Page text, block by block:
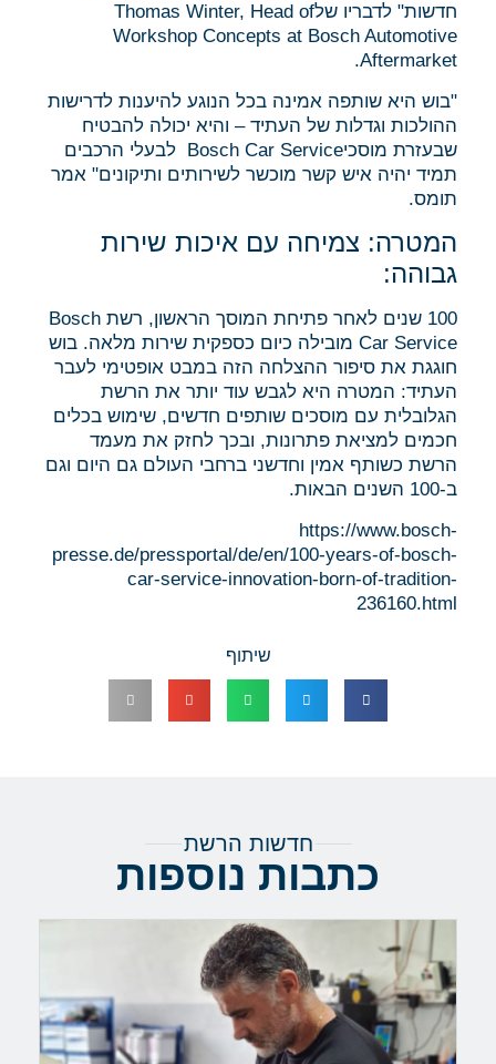
חדשות" לדבריו שלThomas Winter, Head of
Workshop Concepts at Bosch Automotive
Aftermarket.
"בוש היא שותפה אמינה בכל הנוגע להיענות לדרישות
ההולכות וגדלות של העתיד – והיא יכולה להבטיח
שבעזרת מוסכיBosch Car Service לבעלי הרכבים
תמיד יהיה איש קשר מוכשר לשירותים ותיקונים" אמר
תומס.
המטרה: צמיחה עם איכות שירות
גבוהה:
100 שנים לאחר פתיחת המוסך הראשון, רשת Bosch
Car Service מובילה כיום כספקית שירות מלאה. בוש
חוגגת את סיפור ההצלחה הזה במבט אופטימי לעבר
העתיד: המטרה היא לגבש עוד יותר את הרשת
הגלובלית עם מוסכים שותפים חדשים, שימוש בכלים
חכמים למציאת פתרונות, ובכך לחזק את מעמד
הרשת כשותף אמין וחדשני ברחבי העולם גם היום וגם
ב-100 השנים הבאות.
https://www.bosch-
presse.de/pressportal/de/en/100-years-of-bosch-
car-service-innovation-born-of-tradition-
236160.html
שיתוף
חדשות הרשת
כתבות נוספות